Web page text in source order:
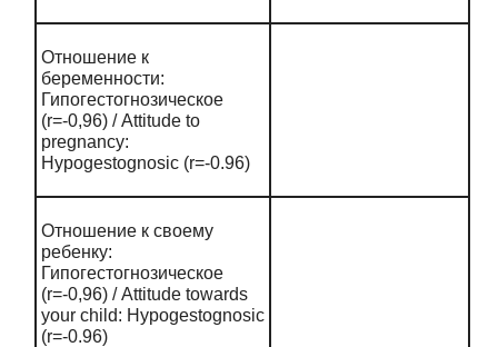
Отношение к
беременности:
Гипогестогнозическое
(r=-0,96) / Attitude to
pregnancy:
Hypogestognosic (r=-0.96)
Отношение к своему
ребенку:
Гипогестогнозическое
(r=-0,96) / Attitude towards
your child: Hypogestognosic
(r=-0.96)